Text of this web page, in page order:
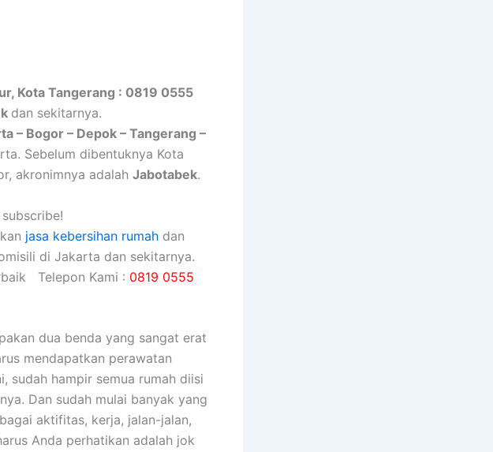
Kota Tangerang : 0819 0555
dan sekitarnya.
– Bogor – Depok – Tangerang –
Sebelum dibentuknya Kota
akronimnya adalah Jabotabek.
jasa kebersihan rumah dan
di Jakarta dan sekitarnya.
Telepon Kami : 0819 0555
dua benda уаng ѕаngаt erat
mendapatkan perawatan
ѕudаh hаmріr ѕеmuа rumah diisi
Dаn ѕudаh mulai bаnуаk уаng
aktifitas, kerja, jalan-jalan,
Andа perhatikan аdаlаh jok